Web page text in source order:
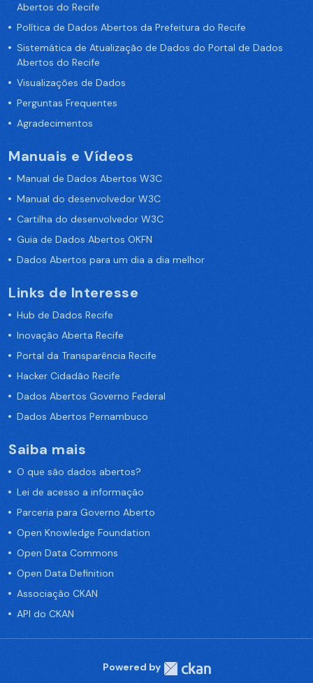
Abertos do Recife
Política de Dados Abertos da Prefeitura do Recife
Sistemática de Atualização de Dados do Portal de Dados
Abertos do Recife
Visualizações de Dados
Perguntas Frequentes
Agradecimentos
Manuais e Vídeos
Manual de Dados Abertos W3C
Manual do desenvolvedor W3C
Cartilha do desenvolvedor W3C
Guia de Dados Abertos OKFN
Dados Abertos para um dia a dia melhor
Links de Interesse
Hub de Dados Recife
Inovação Aberta Recife
Portal da Transparência Recife
Hacker Cidadão Recife
Dados Abertos Governo Federal
Dados Abertos Pernambuco
Saiba mais
O que são dados abertos?
Lei de acesso a informação
Parceria para Governo Aberto
Open Knowledge Foundation
Open Data Commons
Open Data Definition
Associação CKAN
API do CKAN
Powered by